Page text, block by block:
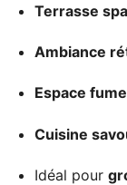
Terrasse
Ambiance
Espace
Cuisine
Idéal pour